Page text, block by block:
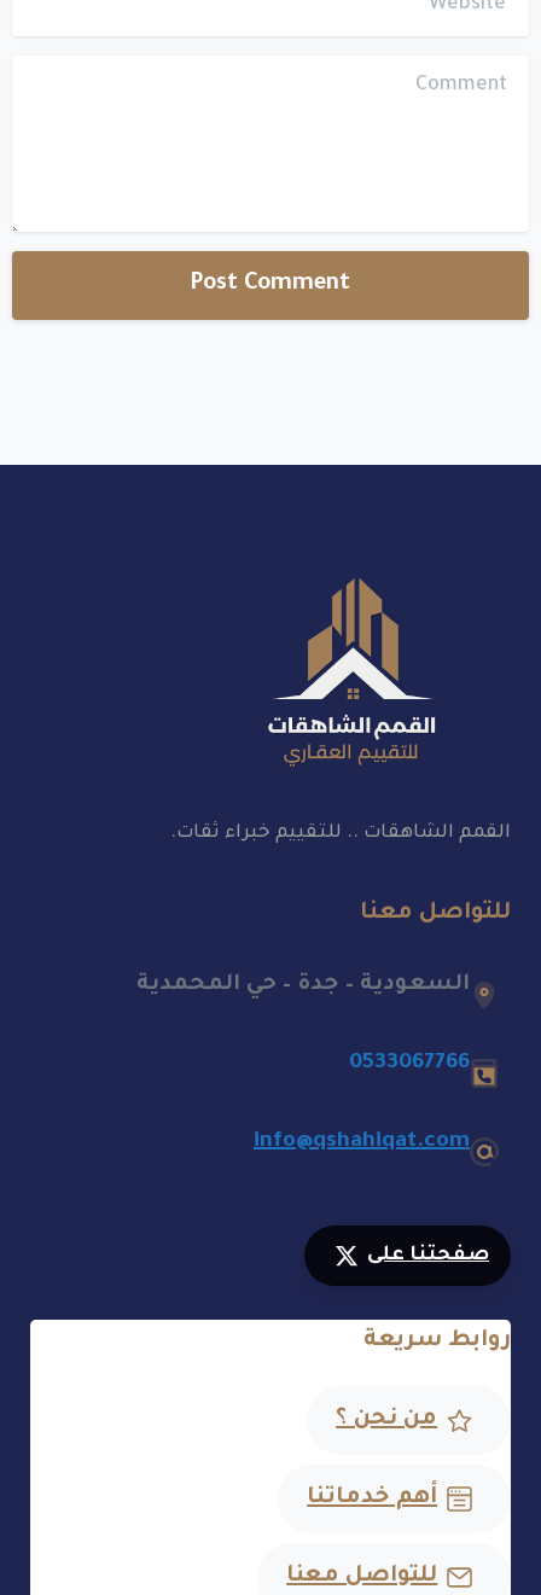
Comment
القمم الشاهقات .. للتقييم خبراء ثقات.
للتواصل معنا
السعودية – جدة – حي المحمدية
0533067766
info@qshahiqat.com
صفحتنا على
روابط سريعة
من نحن ؟
أهم خدماتنا
للتواصل معنا